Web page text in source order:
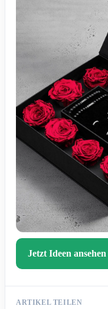
Jetzt Ideen ansehen
ARTIKEL TEILEN